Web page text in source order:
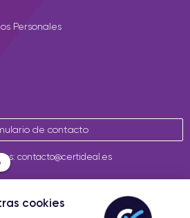
Personales
de contacto
contacto@certideal.es